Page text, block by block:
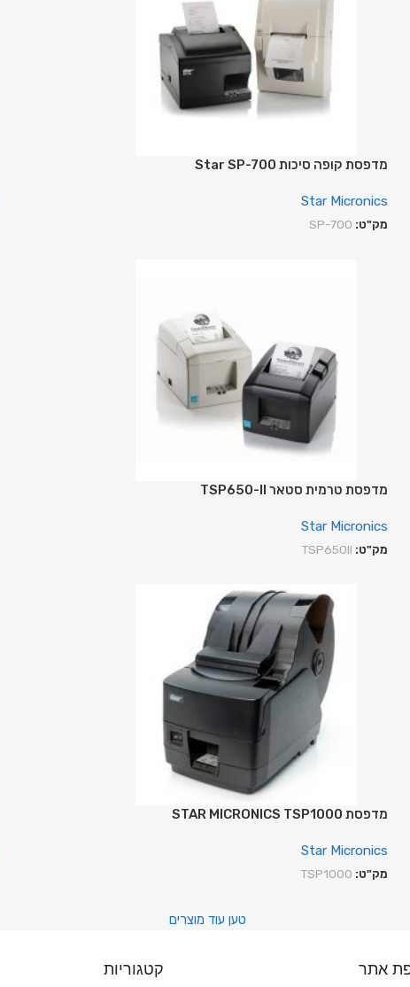
מדפסת קופה סיכות Star SP-700
Star Micronics
מק"ט: SP-700
מדפסת טרמית סטאר TSP650-II
Star Micronics
מק"ט: TSP650II
מדפסת STAR MICRONICS TSP1000
Star Micronics
מק"ט: TSP1000
טען עוד מוצרים
אתר קטגוריות